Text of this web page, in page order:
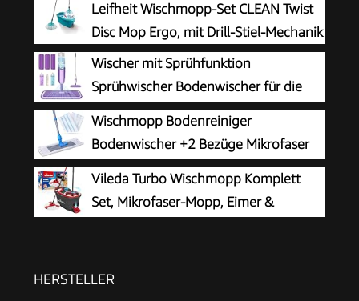
Leifheit Wischmopp-Set CLEAN Twist
Disc Mop Ergo, mit Drill-Stiel-Mechanik
Wischer mit Sprühfunktion
Sprühwischer Bodenwischer für die
Bodenreinigung
Wischmopp Bodenreiniger
Bodenwischer +2 Bezüge Mikrofaser
Mopp + Teleskopstiel
Vileda Turbo Wischmopp Komplett
Set, Mikrofaser-Mopp, Eimer &
HERSTELLER